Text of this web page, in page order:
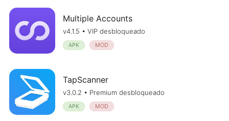
Multiple Accounts
v4.1.5 • VIP desbloqueado
APK MOD
TapScanner
v3.0.2 • Premium desbloqueado
APK MOD